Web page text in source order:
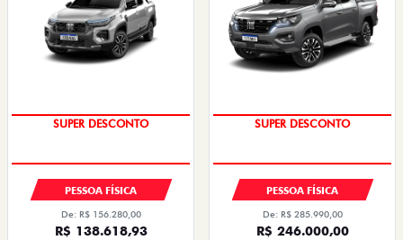
SUPER DESCONTO
PESSOA FÍSICA
De: R$ 156.280,00
R$ 138.618,93
SUPER DESCONTO
PESSOA FÍSICA
De: R$ 285.990,00
R$ 246.000,00